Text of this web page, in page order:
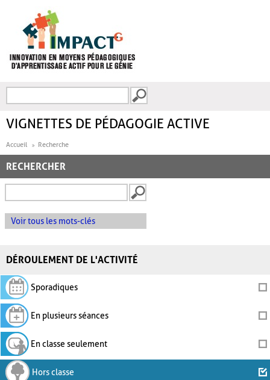
FORMULAIRE DE
VIGNETTES DE PÉDAGOGIE ACTIVE
Accueil Recherche
RECHERCHER
Voir tous les mots-clés
DÉROULEMENT DE L'ACTIVITÉ
Sporadiques
En plusieurs séances
En classe seulement
Hors classe